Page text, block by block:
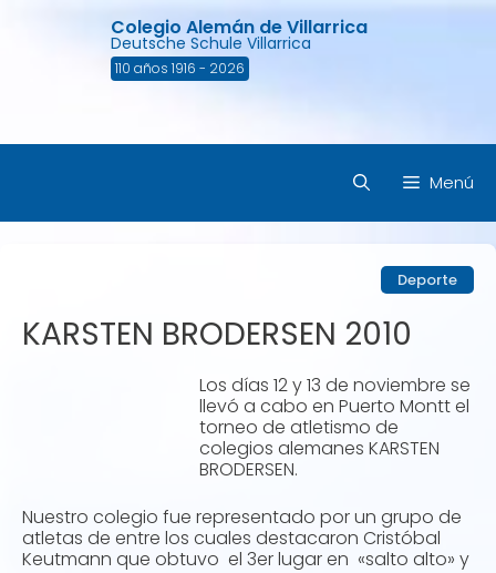
Colegio Alemán de Villarrica
Deutsche Schule Villarrica
110 años 1916 - 2026
Menú
Deporte
KARSTEN BRODERSEN 2010
Los días 12 y 13 de noviembre se
llevó a cabo en Puerto Montt el
torneo de atletismo de
colegios alemanes KARSTEN
BRODERSEN.
Nuestro colegio fue representado por un grupo de
atletas de entre los cuales destacaron Cristóbal
Keutmann que obtuvo el 3er lugar en «salto alto» y